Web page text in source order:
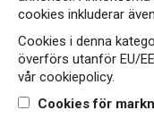
OM VINET
cookies inkluderar
Cookies i denna
överförs utanför EU/
vår cookiepolicy.
Cookies för